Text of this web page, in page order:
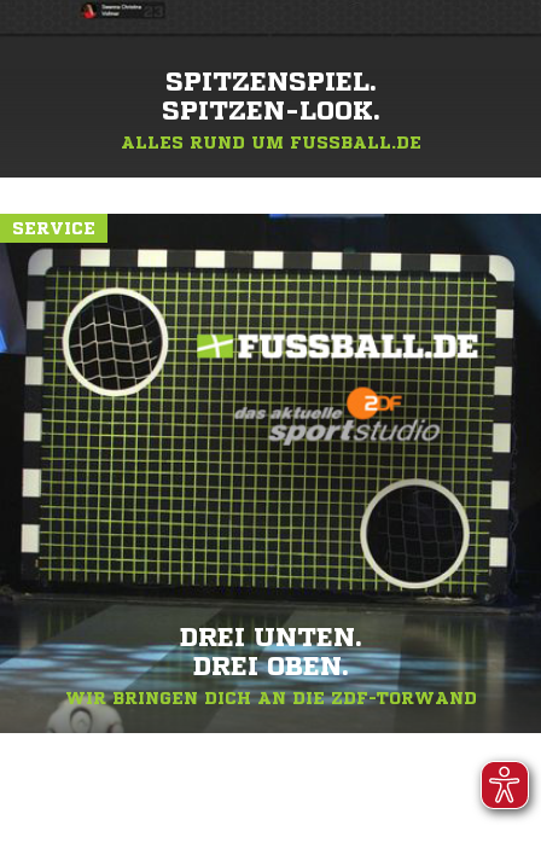
SPITZENSPIEL.
SPITZEN-LOOK.
ALLES RUND UM FUSSBALL.DE
SERVICE
DREI UNTEN.
DREI OBEN.
WIR BRINGEN DICH AN DIE ZDF-TORWAND